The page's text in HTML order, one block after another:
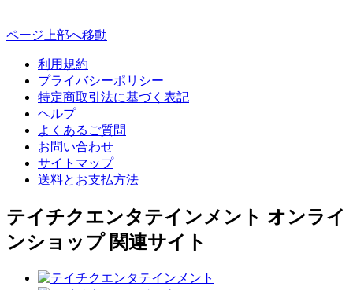
ページ上部へ移動
利用規約
プライバシーポリシー
特定商取引法に基づく表記
ヘルプ
よくあるご質問
お問い合わせ
サイトマップ
送料とお支払方法
テイチクエンタテインメント オンライ
ンショップ 関連サイト